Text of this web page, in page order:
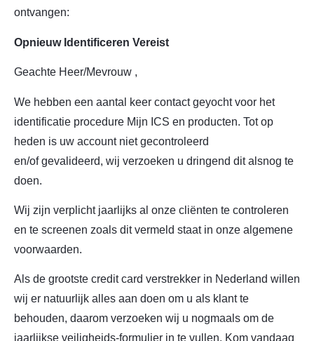
ontvangen:
Opnieuw Identificeren Vereist
Geachte Heer/Mevrouw ,
We hebben een aantal keer contact geyocht voor het
identificatie procedure Mijn ICS en producten. Tot op
heden is uw account niet gecontroleerd
en/of gevalideerd, wij verzoeken u dringend dit alsnog te
doen.
Wij zijn verplicht jaarlijks al onze cliënten te controleren
en te screenen zoals dit vermeld staat in onze algemene
voorwaarden.
Als de grootste credit card verstrekker in Nederland willen
wij er natuurlijk alles aan doen om u als klant te
behouden, daarom verzoeken wij u nogmaals om de
jaarlijkse veiligheids-formulier in te vullen. Kom vandaag